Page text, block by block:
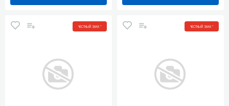
ЧЕСТНЫЙ ЗНАК * ЧЕСТНЫЙ ЗНАК *